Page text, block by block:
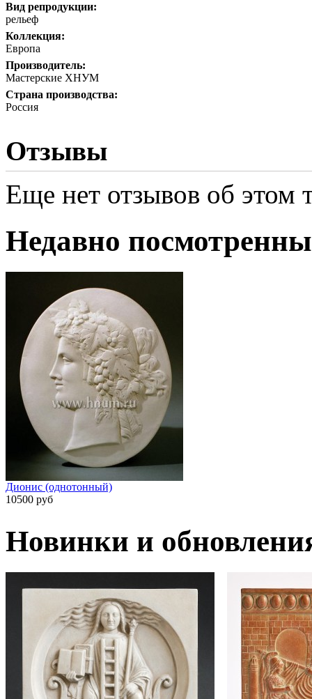
Вид репродукции:
рельеф
Коллекция:
Европа
Производитель:
Мастерские ХНУМ
Страна производства:
Россия
Отзывы
Еще нет отзывов об этом
Недавно
Дионис (однотонный)
10500 руб
Новинки и